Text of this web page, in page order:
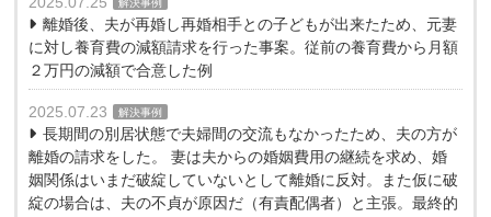
解決事例
離婚後、夫が再婚し再婚相手との子どもが出来たため、元妻
に対し養育費の減額請求を行った事案。従前の養育費から月額
２万円の減額で合意した例
2025.07.23 解決事例
長期間の別居状態で夫婦間の交流もなかったため、夫の方が
離婚の請求をした。 妻は夫からの婚姻費用の継続を求め、婚
姻関係はいまだ破綻していないとして離婚に反対。また仮に破
綻の場合は、夫の不貞が原因だ（有責配偶者）と主張。最終的